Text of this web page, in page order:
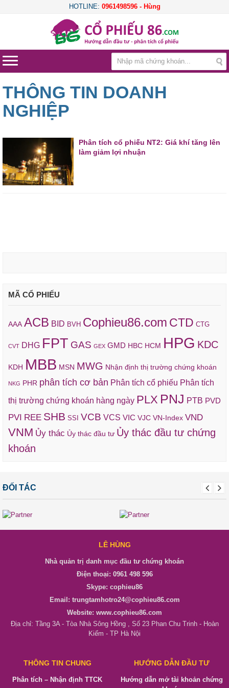
HOTLINE: 0961498596 - Hùng
THÔNG TIN DOANH
NGHIỆP
Phân tích cổ phiếu NT2: Giá khí tăng lên
làm giảm lợi nhuận
MÃ CỔ PHIẾU
AAA ACB BID BVH Cophieu86.com CTD CTG
CVT DHG FPT GAS GEX GMD HBC HCM HPG KDC
KDH MBB MSN MWG Nhận định thị trường chứng khoán
NKG PHR phân tích cơ bản Phân tích cổ phiếu Phân tích
thị trường chứng khoán hàng ngày PLX PNJ PTB PVD
PVI REE SHB SSI VCB VCS VIC VJC VN-Index VND
VNM Ủy thác Ủy thác đầu tư Ủy thác đầu tư chứng
khoán
ĐỐI TÁC
LÊ HÙNG
Nhà quản trị danh mục đầu tư chứng khoán
Điện thoại: 0961 498 596
Skype: cophieu86
Email: trungtamhotro24@cophieu86.com
Website: www.cophieu86.com
Địa chỉ: Tầng 3A - Tòa Nhà Sông Hồng , Số 23 Phan Chu Trinh - Hoàn
Kiếm - TP Hà Nội
THÔNG TIN CHUNG
Phân tích – Nhận định TTCK
HƯỚNG DẪN ĐẦU TƯ
Hướng dẫn mở tài khoản chứng